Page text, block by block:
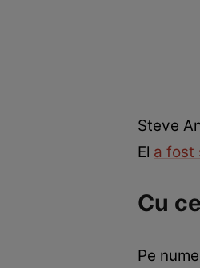
Steve
El a fost
Cu
Pe